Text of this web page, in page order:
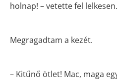
holnap! – vetette fel lelkesen.
Megragadtam a kezét.
– Kitűnő ötlet! Mac, maga